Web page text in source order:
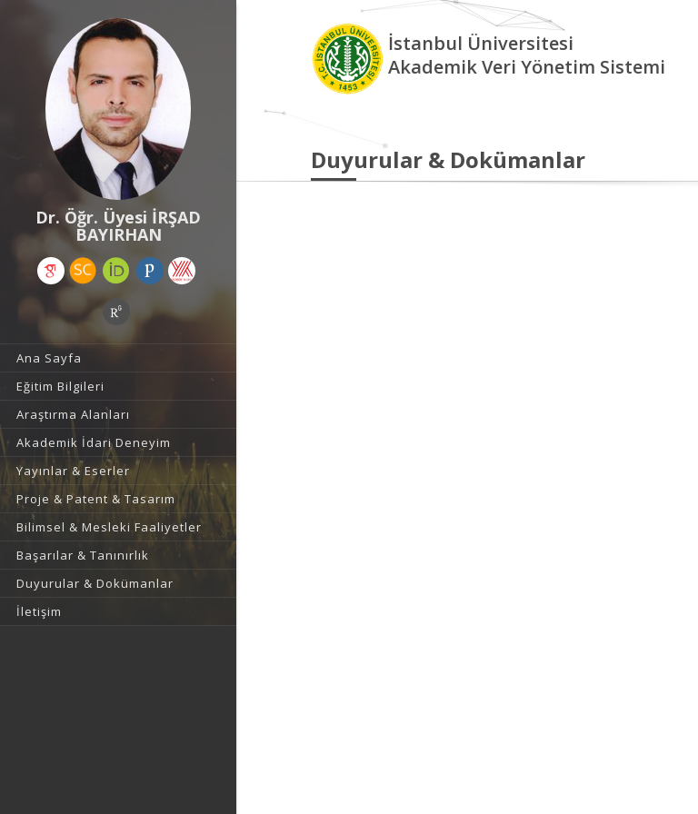
Dr. Öğr. Üyesi İRŞAD
BAYIRHAN
Ana Sayfa
Eğitim Bilgileri
Araştırma Alanları
Akademik İdari Deneyim
Yayınlar & Eserler
Proje & Patent & Tasarım
Bilimsel & Mesleki Faaliyetler
Başarılar & Tanınırlık
Duyurular & Dokümanlar
İletişim
İstanbul Üniversitesi
Akademik Veri Yönetim Sistemi
Duyurular & Dokümanlar